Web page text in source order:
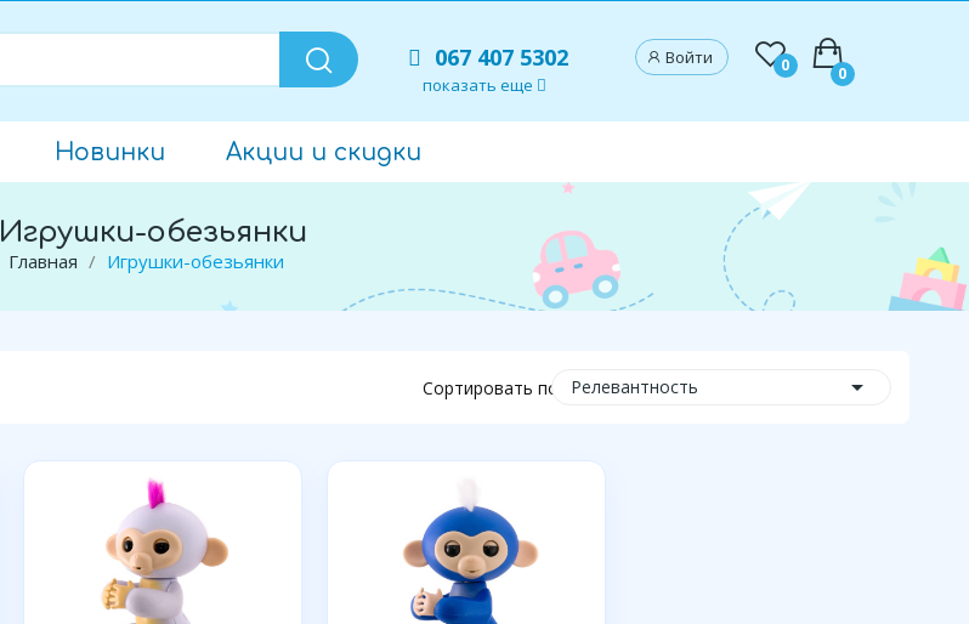
067 407 5302
показать еще
Войти 0 0
Новинки Акции и скидки
Игрушки-обезьянки
Главная Игрушки-обезьянки
Сортировать по: Релевантность 